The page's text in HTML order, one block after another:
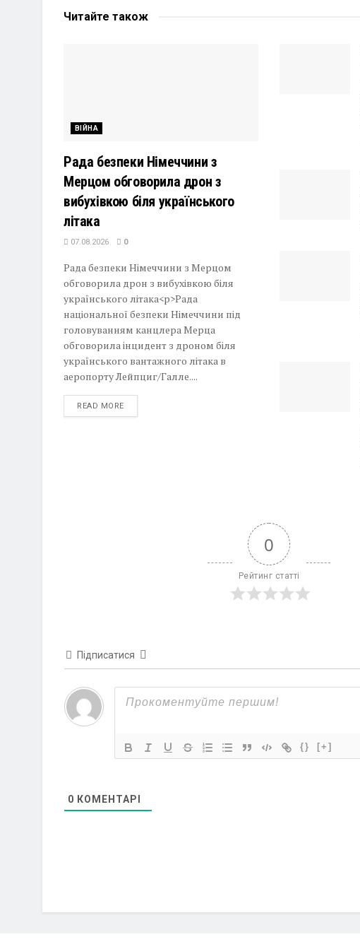
Читайте також
ВІЙНА
Рада безпеки Німеччини з
Мерцом обговорила дрон з
вибухівкою біля українського
літака
07.08.2026 0
Рада безпеки Німеччини з Мерцом
обговорила дрон з вибухівкою біля
українського літака<p>Рада
національної безпеки Німеччини під
головуванням канцлера Мерца
обговорила інцидент з дроном біля
українського вантажного літака в
аеропорту Лейпциг/Галле....
READ MOREDETAILS
0
Рейтинг статті
Підписатися
{} [+]
0 КОМЕНТАРІ